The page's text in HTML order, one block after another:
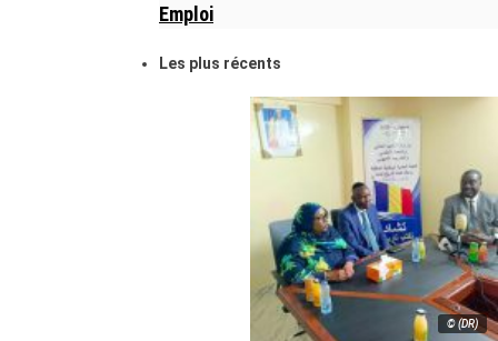
Emploi
Les plus récents
© (DR)